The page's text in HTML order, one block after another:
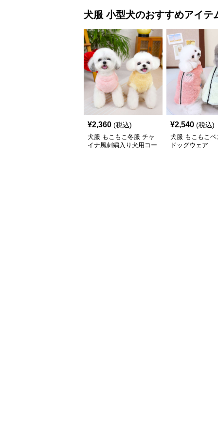
犬服 小型犬のおすすめアイテ
¥2,360 (税込)
犬服 もこもこ冬服 チャ
イナ風刺繍入り犬用コー
¥2,540 (税込)
犬服 もこもこベ
ドッグウェア